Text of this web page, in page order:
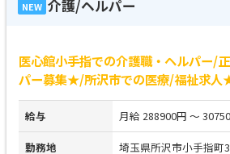
NEW 介護/ヘルパー
医心館小手指での介護職・ヘルパー/
パー募集★/所沢市での医療/福祉求
給与 月給 288900円 ～
勤務地 埼玉県所沢市小手指町